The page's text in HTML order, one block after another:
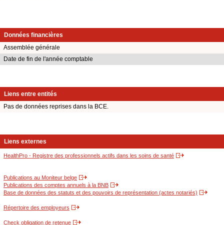
Données financières
Assemblée générale
Date de fin de l'année comptable
Liens entre entités
Pas de données reprises dans la BCE.
Liens externes
HealthPro - Registre des professionnels actifs dans les soins de santé
Publications au Moniteur belge
Publications des comptes annuels à la BNB
Base de données des statuts et des pouvoirs de représentation (actes notariés)
Répertoire des employeurs
Check obligation de retenue